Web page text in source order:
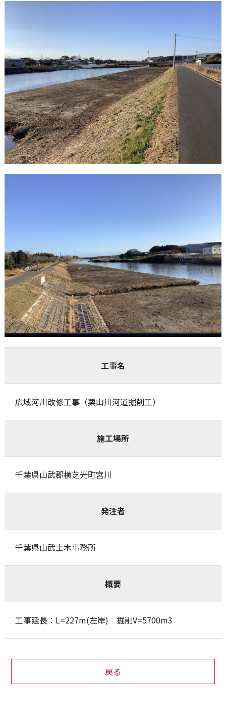
工事名
広域河川改修工事（栗山川河道掘削工）
施工場所
千葉県山武郡横芝光町宮川
発注者
千葉県山武土木事務所
概要
工事延長：L=227m(左岸) 掘削V=5700m3
戻る